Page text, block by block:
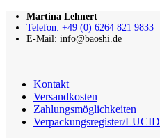
Martina Lehnert
Telefon: +49 (0) 6264 821 9833
E-Mail: info@baoshi.de
Kontakt
Versandkosten
Zahlungsmöglichkeiten
Verpackungsregister/LUCID